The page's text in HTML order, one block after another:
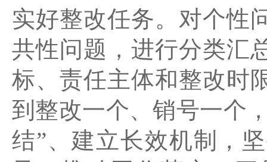
实好整改任务。对个性
共性问题，进行分类汇
标、责任主体和整改时
到整改一个、销号一个
结”、建立长效机制，